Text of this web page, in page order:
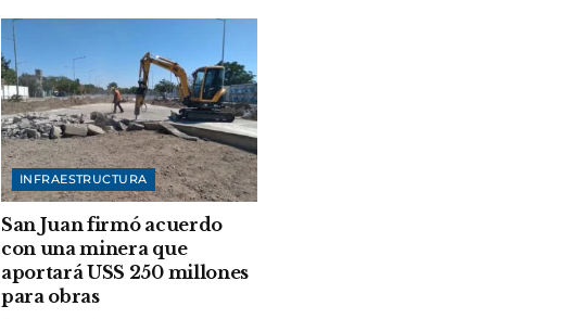
INFRAESTRUCTURA
San Juan firmó acuerdo
con una minera que
aportará USS 250 millones
para obras